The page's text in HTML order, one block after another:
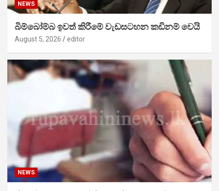
NEWS
බිම්බෝම්බ ඉවත් කිරීමේ වැඩසටහන කඩිනම් වෙයි
August 5, 2026 editor
NEWS